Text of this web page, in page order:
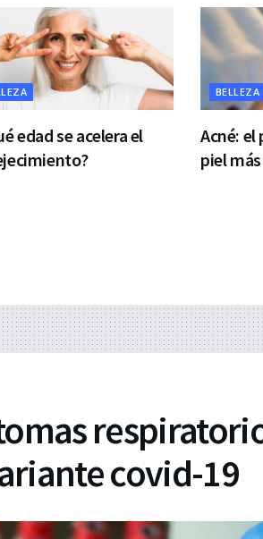
edad se acelera el
BELLEZA
Acné:
piel
covid-19